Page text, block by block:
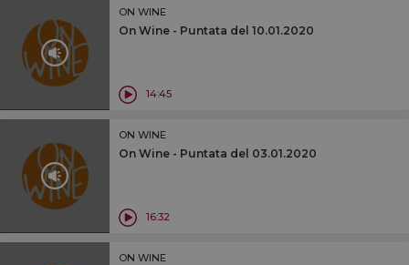
ON WINE
On Wine - Puntata del 10.01.2020
14:45
ON WINE
On Wine - Puntata del 03.01.2020
16:32
ON WINE